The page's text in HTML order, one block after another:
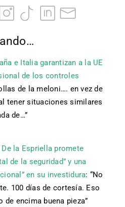
e Italia garantizan a la UE
de los controles
de la meloni…. en vez de
tener situaciones similares
de…”
De la Espriella promete
de la seguridad” y una
en su investidura: “No
100 días de cortesía. Eso
de encima buena pieza”